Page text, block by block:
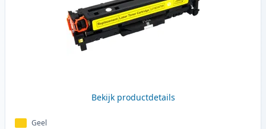
Bekijk productdetails
Geel